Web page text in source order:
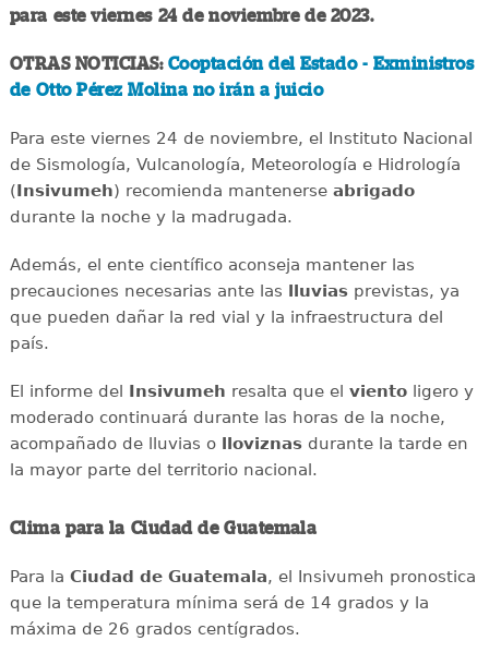
para este viernes 24 de noviembre de 2023.
OTRAS NOTICIAS: Cooptación del Estado - Exministros
de Otto Pérez Molina no irán a juicio
Para este viernes 24 de noviembre, el Instituto Nacional
de Sismología, Vulcanología, Meteorología e Hidrología
(Insivumeh) recomienda mantenerse abrigado
durante la noche y la madrugada.
Además, el ente científico aconseja mantener las
precauciones necesarias ante las lluviasprevistas, ya
que pueden dañar la red vial y la infraestructura del
país.
El informe del Insivumeh resalta que el vientoligero y
moderado continuará durante las horas de la noche,
acompañado de lluvias o lloviznasdurante la tarde en
la mayor parte del territorio nacional.
Clima para la Ciudad de Guatemala
Para la Ciudad de Guatemala, el Insivumeh pronostica
que la temperatura mínima será de 14 grados y la
máxima de 26 grados centígrados.